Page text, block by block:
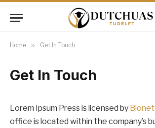
Home » Get In Touch
Get In Touch
Lorem Ipsum Press is licensed by
office is located within the company’s